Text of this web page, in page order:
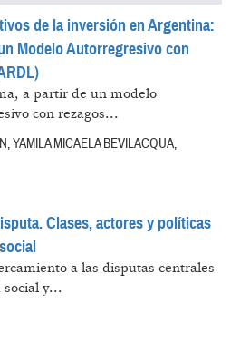
de la inversión en Argentina:
Modelo Autorregresivo con
a partir de un modelo
con rezagos...
YAMILA MICAELA BEVILACQUA,
Clases, actores y políticas
a las disputas centrales
y...